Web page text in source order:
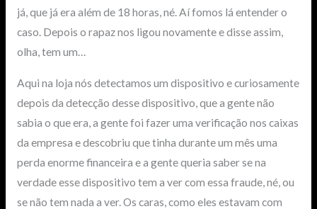
já, que já era além de 18 horas, né. Aí fomos lá entender o
caso. Depois o rapaz nos ligou novamente e disse assim,
olha, tem um…
Aqui na loja nós detectamos um dispositivo e curiosamente
depois da detecção desse dispositivo, que a gente não
sabia o que era, a gente foi fazer uma verificação nos caixas
da empresa e descobriu que tinha durante um mês uma
perda enorme financeira e a gente queria saber se na
verdade esse dispositivo tem a ver com essa fraude, né, ou
se não tem nada a ver. Os caras, como eles estavam com